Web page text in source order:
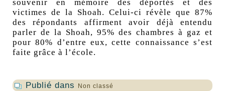
souvenir en mémoire des déportés et des
victimes de la Shoah. Celui-ci révèle que 87%
des répondants affirment avoir déjà entendu
parler de la Shoah, 95% des chambres à gaz et
pour 80% d’entre eux, cette connaissance s’est
faite grâce à l’école.
Publié dans Non classé